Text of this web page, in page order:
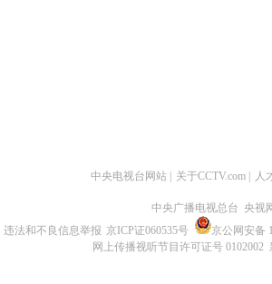
中央电视台网站 关于CCTV.com 人
中央广播电视总台 央视
违法和不良信息举报 京ICP证060535号
京公网安备
网上传播视听节目许可证号 0102002